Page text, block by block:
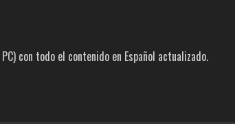
con todo el contenido en Español actualizado.